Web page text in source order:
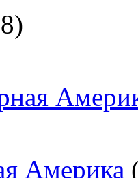
Америка